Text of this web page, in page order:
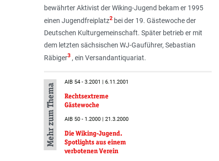
bewährter Aktivist der Wiking-Jugend bekam er 1995
einen Jugendfreiplatz2bei der 19. Gästewoche der
Deutschen Kulturgemeinschaft. Später betrieb er mit
dem letzten sächsischen WJ-Gauführer, Sebastian
Räbiger3, ein Versandantiquariat.
Mehr zum Thema
AIB 54 - 3.2001 | 6.11.2001
Rechtsextreme
Gästewoche
AIB 50 - 1.2000 | 21.3.2000
Die Wiking-Jugend.
Spotlights aus einem
verbotenen Verein